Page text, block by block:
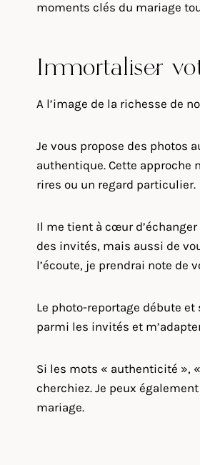
moments clés du mariage
Immortaliser
A l’image de la richesse de
Je vous propose des photos
authentique. Cette approche
rires ou un regard particulier.
Il me tient à cœur
des invités, mais aussi de
l’écoute, je prendrai note de
Le photo-reportage débute
parmi les invités et
Si les mots « authenticité »,
cherchiez. Je peux
mariage.